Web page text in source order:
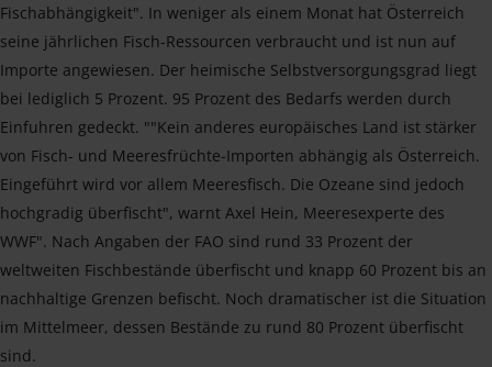
Fischabhängigkeit". In weniger als einem Monat hat Österreich
seine jährlichen Fisch-Ressourcen verbraucht und ist nun auf
Importe angewiesen. Der heimische Selbstversorgungsgrad liegt
bei lediglich 5 Prozent. 95 Prozent des Bedarfs werden durch
Einfuhren gedeckt. ""Kein anderes europäisches Land ist stärker
von Fisch- und Meeresfrüchte-Importen abhängig als Österreich.
Eingeführt wird vor allem Meeresfisch. Die Ozeane sind jedoch
hochgradig überfischt", warnt Axel Hein, Meeresexperte des
WWF". Nach Angaben der FAO sind rund 33 Prozent der
weltweiten Fischbestände überfischt und knapp 60 Prozent bis an
nachhaltige Grenzen befischt. Noch dramatischer ist die Situation
im Mittelmeer, dessen Bestände zu rund 80 Prozent überfischt
sind.